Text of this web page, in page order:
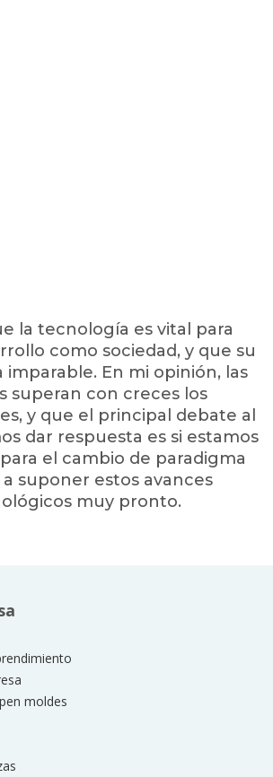
la tecnología es vital para
como sociedad, y que su
imparable. En mi opinión, las
superan con creces los
y que el principal debate al
dar respuesta es si estamos
el cambio de paradigma
suponer estos avances
muy pronto.
moldes